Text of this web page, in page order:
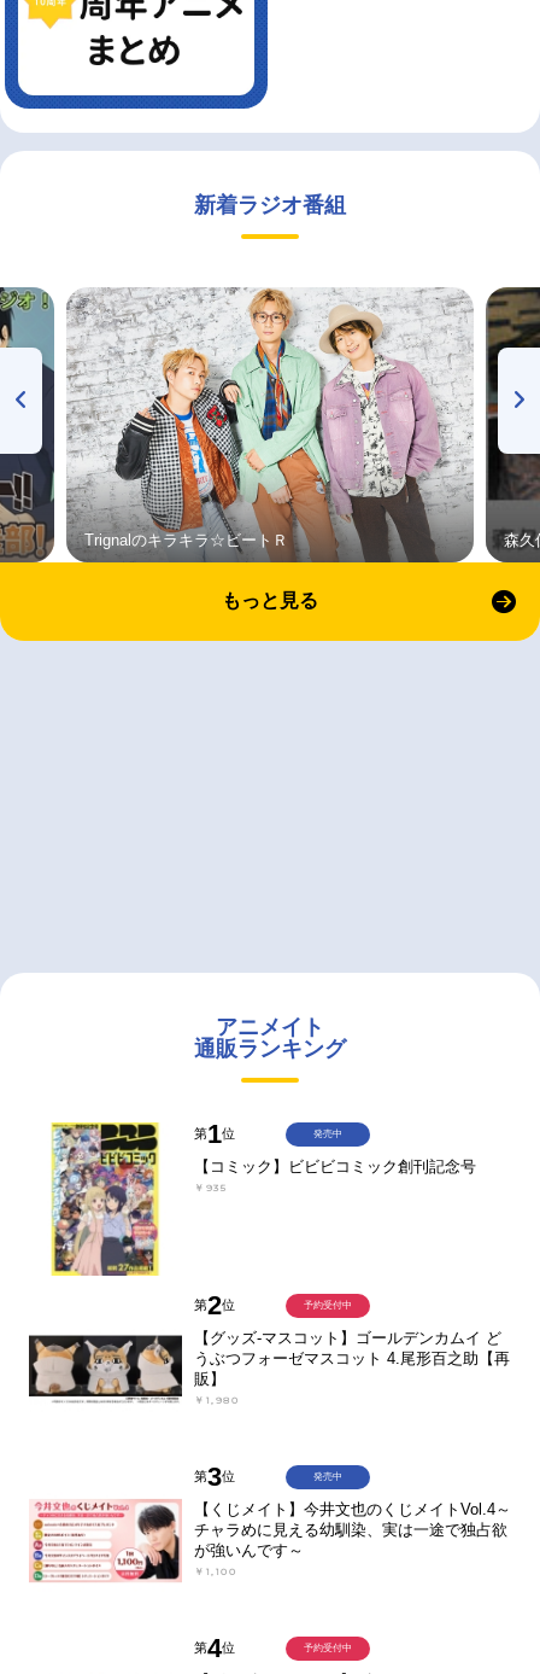
新着ラジオ番組
Trignalのキラキラ☆ビートＲ 森久
もっと見る
アニメイト
通販ランキング
第1位
【コミック】ビビビコミック創刊記念号
￥935
発売中
第2位
【グッズ-マスコット】ゴールデンカムイ ど
うぶつフォーゼマスコット 4.尾形百之助【再
販】
￥1,980
予約受付中
第3位
【くじメイト】今井文也のくじメイトVol.4～
チャラめに見える幼馴染、実は一途で独占欲
が強いんです～
￥1,100
発売中
第4位 予約受付中